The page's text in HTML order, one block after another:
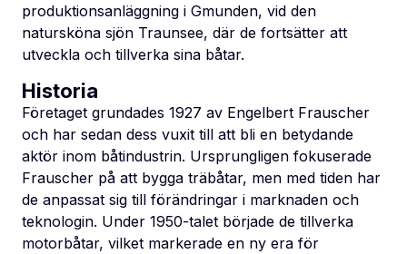
produktionsanläggning i Gmunden, vid den
natursköna sjön Traunsee, där de fortsätter att
utveckla och tillverka sina båtar.
Historia
Företaget grundades 1927 av Engelbert Frauscher
och har sedan dess vuxit till att bli en betydande
aktör inom båtindustrin. Ursprungligen fokuserade
Frauscher på att bygga träbåtar, men med tiden har
de anpassat sig till förändringar i marknaden och
teknologin. Under 1950-talet började de tillverka
motorbåtar, vilket markerade en ny era för